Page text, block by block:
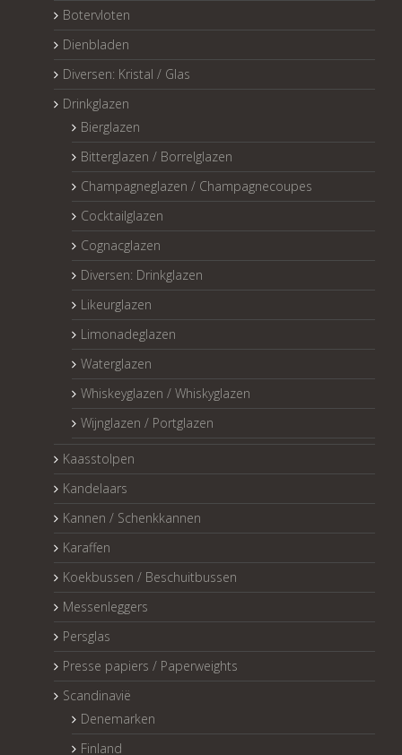
Botervloten
Dienbladen
Diversen: Kristal / Glas
Drinkglazen
Bierglazen
Bitterglazen / Borrelglazen
Champagneglazen / Champagnecoupes
Cocktailglazen
Cognacglazen
Diversen: Drinkglazen
Likeurglazen
Limonadeglazen
Waterglazen
Whiskeyglazen / Whiskyglazen
Wijnglazen / Portglazen
Kaasstolpen
Kandelaars
Kannen / Schenkkannen
Karaffen
Koekbussen / Beschuitbussen
Messenleggers
Persglas
Presse papiers / Paperweights
Scandinavië
Denemarken
Finland